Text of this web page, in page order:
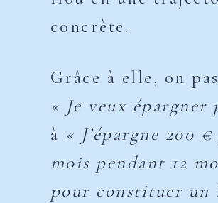
concrète.
Grâce à elle, on
« Je veux épargner
à « J’épargne 200
mois pendant 12
pour constituer un